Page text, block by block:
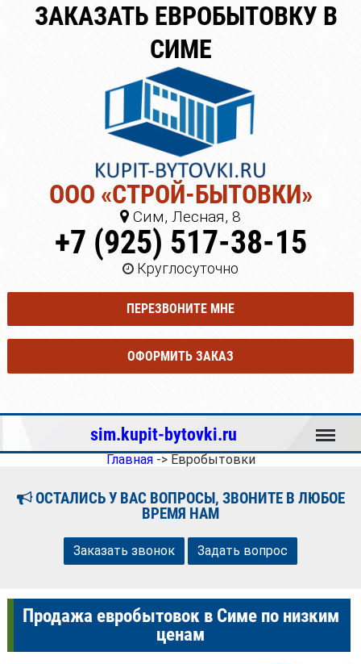
ЗАКАЗАТЬ ЕВРОБЫТОВКУ В
СИМЕ
ООО «СТРОЙ-БЫТОВКИ»
Сим, Лесная, 8
+7 (925) 517-38-15
Круглосуточно
ПЕРЕЗВОНИТЕ МНЕ
ОФОРМИТЬ ЗАКАЗ
sim.kupit-bytovki.ru Меню
Главная-> Евробытовки
ОСТАЛИСЬ У ВАС ВОПРОСЫ, ЗВОНИТЕ В ЛЮБОЕ
ВРЕМЯ НАМ
Заказать звонок Задать вопрос
Продажа евробытовок в Симе по низким
ценам